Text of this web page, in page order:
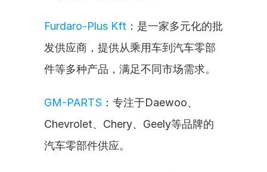
Furdaro-Plus Kft ：是一家多元化的批
发供应商，提供从乘用车到汽车零部
件等多种产品，满足不同市场需求。
GM-PARTS ：专注于Daewoo、
Chevrolet、Chery、Geely等品牌的
汽车零部件供应。